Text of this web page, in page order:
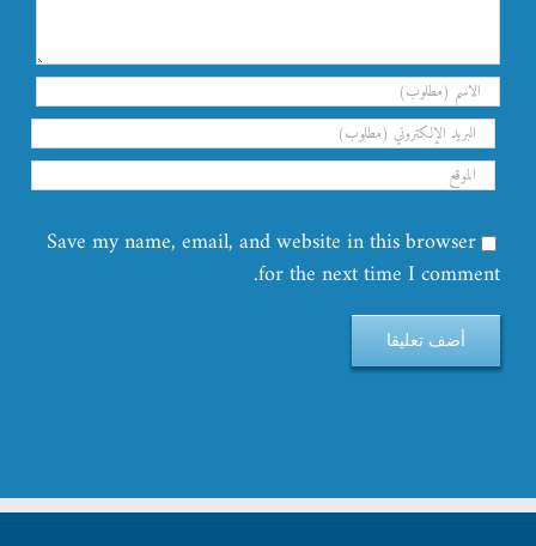
Save my name, email, and website in this browser
for the next time I comment.